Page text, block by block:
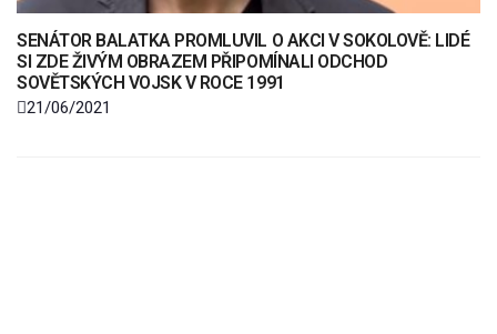
SENÁTOR BALATKA PROMLUVIL O AKCI V SOKOLOVĚ: LIDÉ
SI ZDE ŽIVÝM OBRAZEM PŘIPOMÍNALI ODCHOD
SOVĚTSKÝCH VOJSK V ROCE 1991
21/06/2021